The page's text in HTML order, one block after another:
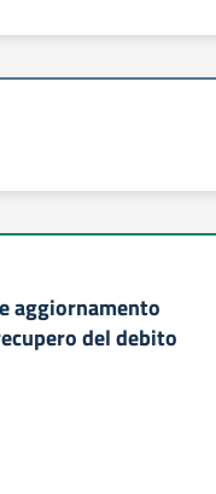
aggiornamento
del debito